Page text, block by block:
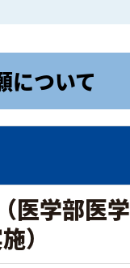
について
医学部医
）